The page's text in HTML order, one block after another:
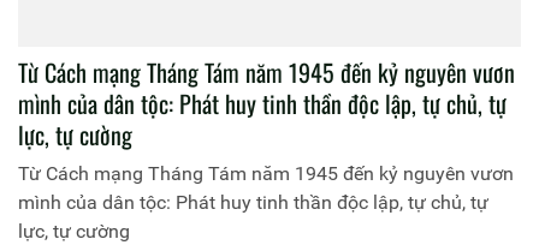
Từ Cách mạng Tháng Tám năm 1945 đến kỷ nguyên vươn
mình của dân tộc: Phát huy tinh thần độc lập, tự chủ, tự
lực, tự cường
Từ Cách mạng Tháng Tám năm 1945 đến kỷ nguyên vươn
mình của dân tộc: Phát huy tinh thần độc lập, tự chủ, tự
lực, tự cường